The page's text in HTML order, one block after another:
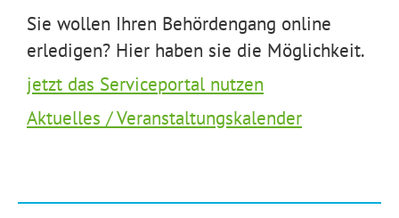
Sie wollen Ihren Behördengang online
erledigen? Hier haben sie die Möglichkeit.
jetzt das Serviceportal nutzen
Aktuelles / Veranstaltungskalender